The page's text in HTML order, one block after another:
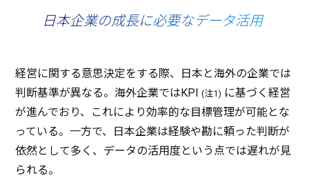
日本企業の成長に必要なデータ活用
経営に関する意思決定をする際、 日本 と海外の企業では
判断基準が異なる。海外企業ではKPI(注1) に基づく経営
が進んでおり、これにより効率的な 目標管理が可能とな
っている。 一方で、 日本企業は経験や勘に頼った判断が
依然として多く、 データの活用度 という点では遅れが見
られる。